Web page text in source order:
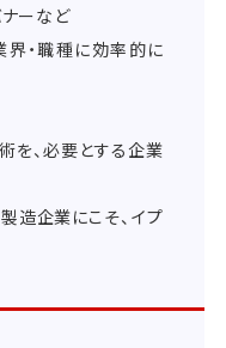
ナーなど
界・職種に効率的に
を、必要とする企業
造企業にこそ、イプ